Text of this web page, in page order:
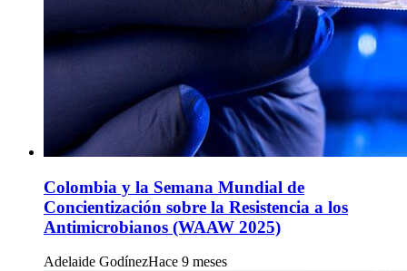
Colombia y la Semana Mundial de
Concientización sobre la Resistencia a los
Antimicrobianos (WAAW 2025)
Adelaide GodínezHace 9 meses